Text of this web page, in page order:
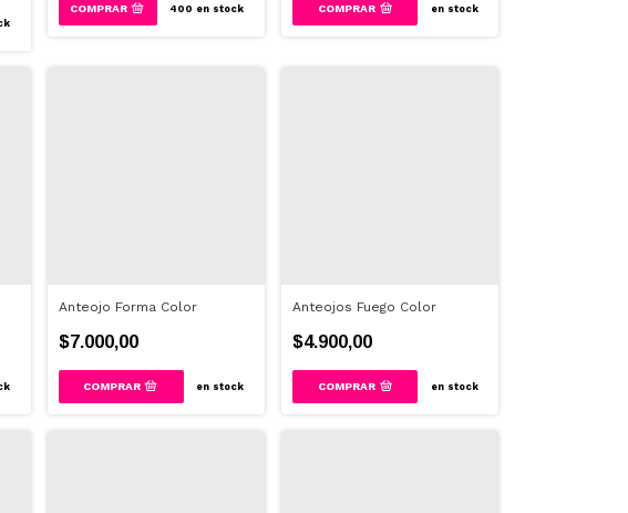
400 en stock COMPRAR en stock
Anteojo Forma Color
$7.000,00
en stock
Anteojos Fuego Color
$4.900,00
COMPRAR en stock